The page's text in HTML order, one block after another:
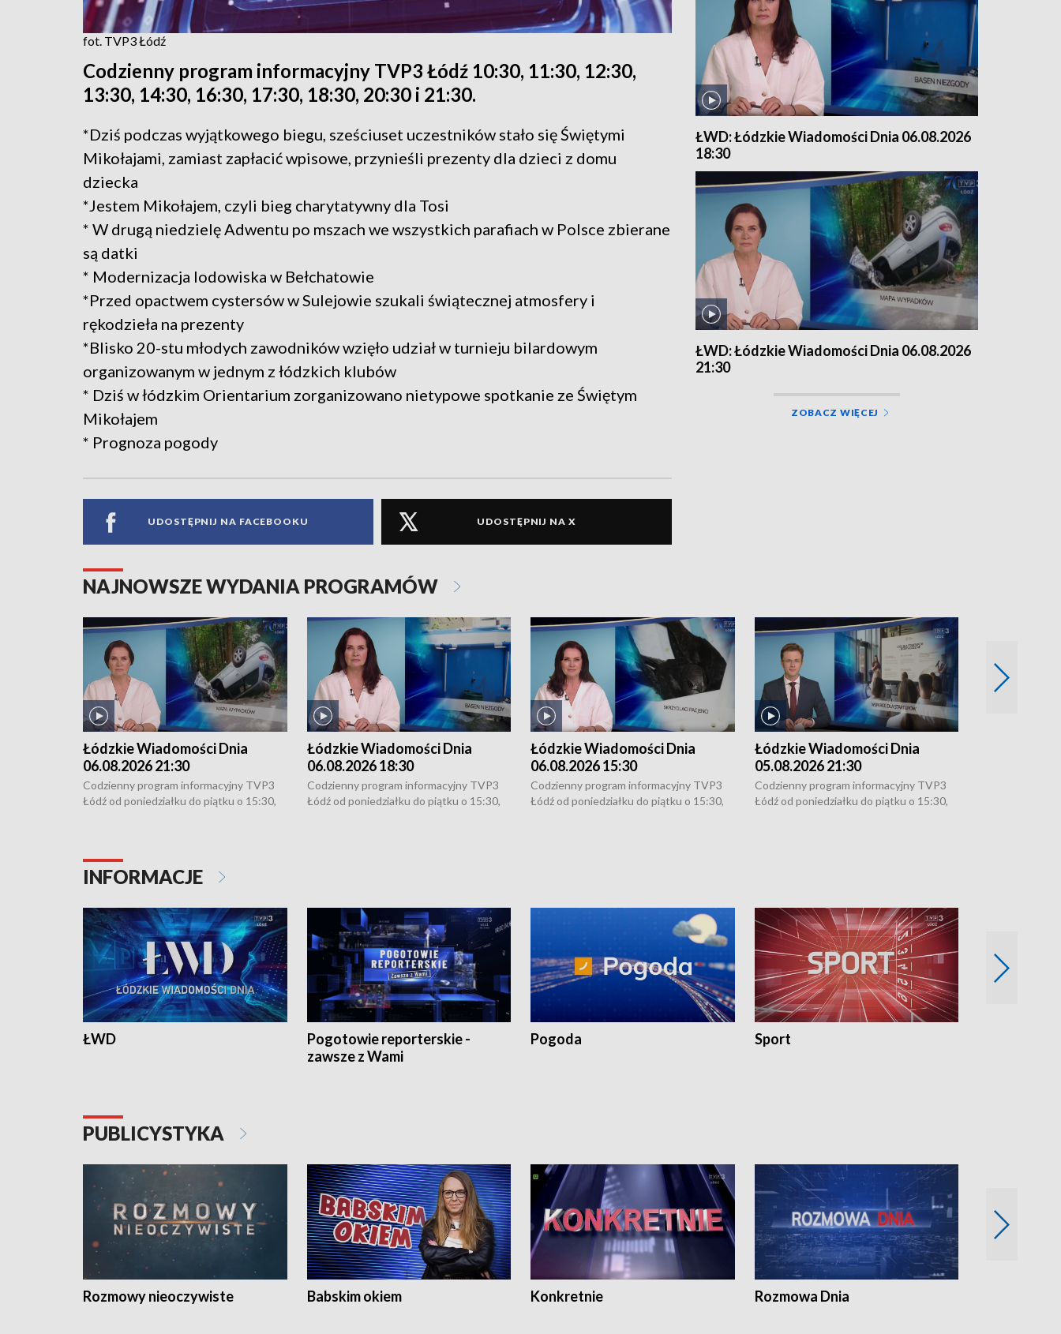
fot. TVP3 Łódź
Codzienny program informacyjny TVP3 Łódź 10:30, 11:30, 12:30,
13:30, 14:30, 16:30, 17:30, 18:30, 20:30 i 21:30.
*Dziś podczas wyjątkowego biegu, sześciuset uczestników stało się Świętymi
Mikołajami, zamiast zapłacić wpisowe, przynieśli prezenty dla dzieci z domu
dziecka
*Jestem Mikołajem, czyli bieg charytatywny dla Tosi
* W drugą niedzielę Adwentu po mszach we wszystkich parafiach w Polsce zbierane
są datki
* Modernizacja lodowiska w Bełchatowie
*Przed opactwem cystersów w Sulejowie szukali świątecznej atmosfery i
rękodzieła na prezenty
*Blisko 20-stu młodych zawodników wzięło udział w turnieju bilardowym
organizowanym w jednym z łódzkich klubów
* Dziś w łódzkim Orientarium zorganizowano nietypowe spotkanie ze Świętym
Mikołajem
* Prognoza pogody
UDOSTĘPNIJ NA FACEBOOKU UDOSTĘPNIJ NA X
ŁWD: Łódzkie Wiadomości Dnia 06.08.2026
18:30
ŁWD: Łódzkie Wiadomości Dnia 06.08.2026
21:30
ZOBACZ WIĘCEJ
NAJNOWSZE WYDANIA PROGRAMÓW
Łódzkie Wiadomości Dnia
06.08.2026 21:30
Codzienny program informacyjny TVP3
Łódź od poniedziałku do piątku o 15:30,
Łódzkie Wiadomości Dnia
06.08.2026 18:30
Codzienny program informacyjny TVP3
Łódź od poniedziałku do piątku o 15:30,
Łódzkie Wiadomości Dnia
06.08.2026 15:30
Codzienny program informacyjny TVP3
Łódź od poniedziałku do piątku o 15:30,
Łódzkie Wiadomości Dnia
05.08.2026 21:30
Codzienny program informacyjny TVP3
Łódź od poniedziałku do piątku o 15:30,
INFORMACJE
ŁWD
Pogotowie reporterskie -
zawsze z Wami
Pogoda Sport
PUBLICYSTYKA
Rozmowy nieoczywiste Babskim okiem Konkretnie Rozmowa Dnia